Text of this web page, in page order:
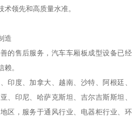
领先和高质量水准。
造
的售后服务，汽车车厢板成型设备已经
。
印度、加拿大、越南、沙特、阿根廷、
、印尼、哈萨克斯坦、吉尔吉斯斯坦、
区，服务于通风行业、电器柜行业、环